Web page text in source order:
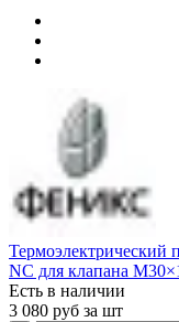
Термоэлектрический
NC для клапана
Есть в наличии
3 080 руб за шт